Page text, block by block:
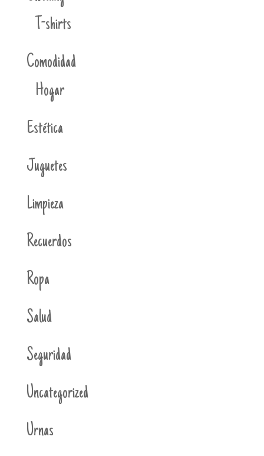
T-shirts
Comodidad
Hogar
Estética
Juguetes
Limpieza
Recuerdos
Ropa
Salud
Seguridad
Uncategorized
Urnas